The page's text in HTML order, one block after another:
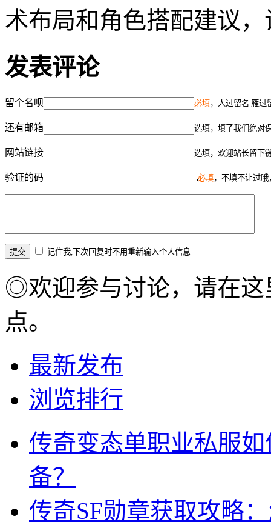
术布局和角色搭配建议
发表评论
留个名呗 必填，人过留名 雁过
还有邮箱 选填，填了我们绝对
网站链接 选填，欢迎站长留下
验证的码 必填，不填不让过
记住我,下次回复时不用重新输入个人信息
◎欢迎参与讨论，请在这
点。
最新发布
浏览排行
传奇变态单职业私服
备？
传奇SF勋章获取攻略